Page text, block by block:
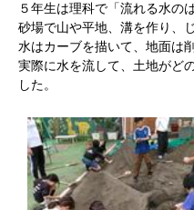
５年生は理科で「流れる水の
砂場で山や平地、溝を作り、
水はカーブを描いて、地面は
実際に水を流して、土地がど
した。